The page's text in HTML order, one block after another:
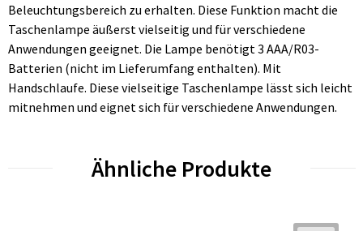
Beleuchtungsbereich zu erhalten. Diese Funktion macht die
Taschenlampe äußerst vielseitig und für verschiedene
Anwendungen geeignet. Die Lampe benötigt 3 AAA/R03-
Batterien (nicht im Lieferumfang enthalten). Mit
Handschlaufe. Diese vielseitige Taschenlampe lässt sich leicht
mitnehmen und eignet sich für verschiedene Anwendungen.
Ähnliche Produkte